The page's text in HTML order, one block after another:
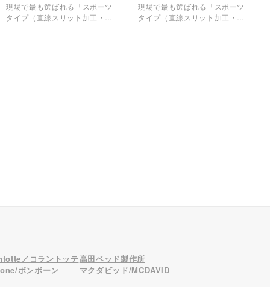
現場で最も選ばれる「スポーツ
タイプ（直線スリット加工・非
を、業界最安級のコストパフォ
現場で最も選ばれる「スポーツ
タイプ（直線スリット加工・非
を、業界最安級のコストパフォ
／コラントッテ高田ベッド製作所
ボンボーン
マクダビッド/MCDAVID